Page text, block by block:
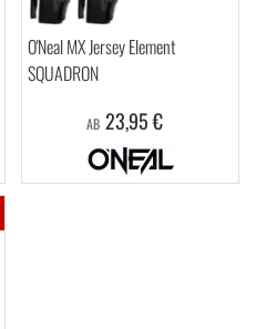
O'Neal MX Jersey Element
SQUADRON
AB 23,95 €